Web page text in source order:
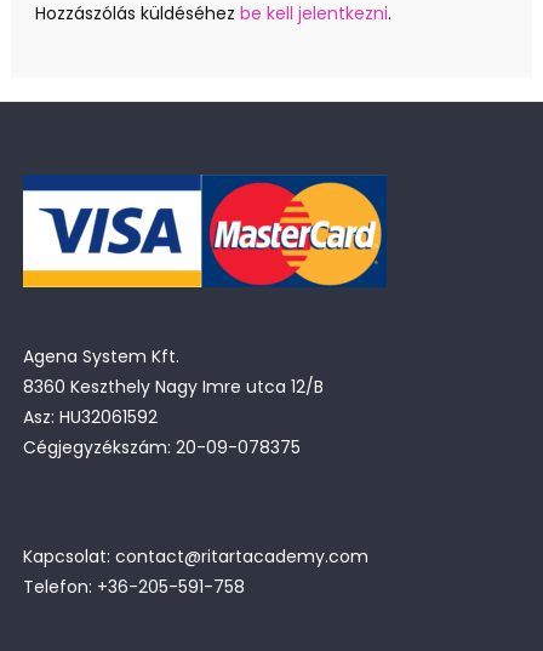
Hozzászólás küldéséhez be kell jelentkezni.
Agena System Kft.
8360 Keszthely Nagy Imre utca 12/B
Asz: HU32061592
Cégjegyzékszám: 20-09-078375
Kapcsolat: contact@ritartacademy.com
Telefon: +36-205-591-758